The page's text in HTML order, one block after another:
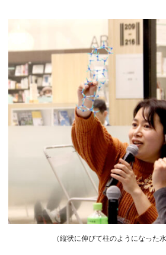
（縦状に伸びて柱のようになった水